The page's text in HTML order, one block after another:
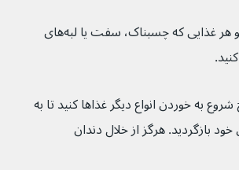
از جویدن آدامس و هر غذایی که چسبناک، سفت یا لبه‌های
شروع به خوردن انواع دیگر غذاها کنید تا به
بازگردید. هرگز از خلال دندان